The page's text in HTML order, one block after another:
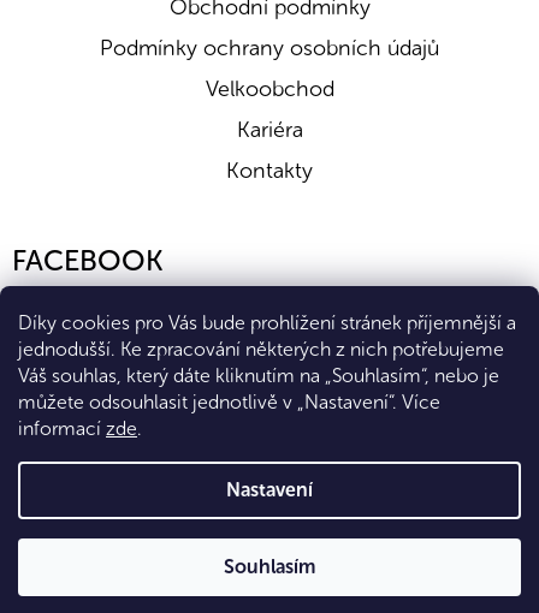
Díky cookies pro Vás bude prohlížení stránek příjemnější a
jednodušší. Ke zpracování některých z nich potřebujeme
Váš souhlas, který dáte kliknutím na „Souhlasím“, nebo je
můžete odsouhlasit jednotlivě v „Nastavení“. Více
informací zde.
Nastavení
Souhlasím
Obchodní podmínky
Podmínky ochrany osobních údajů
Velkoobchod
Kariéra
Kontakty
FACEBOOK
Vytvořil Shoptet Premium
Copyright 2026Eshop Diana Company, spol. s r.o.. Všechna
práva vyhrazena.